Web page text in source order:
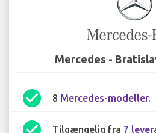
Mercedes -
check_circle 8 Mercedes-modeller.
Tilgængelig fra 7